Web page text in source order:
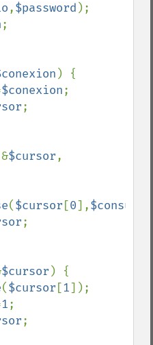
,$password );
;
) {
$conexion;
;
$cursor
($cursor [0],$consulta
;
$cursor ) {
($cursor [1]);
1;
;